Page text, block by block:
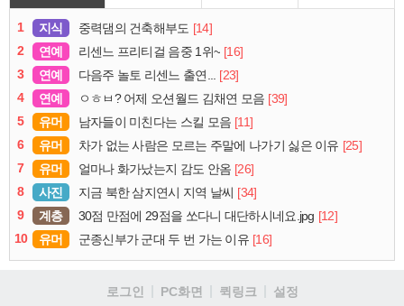
1 지식 중력댐의 건축해부도 [14]
2
연예 리센느 프리티걸 음중 1위~ [16]
3
연예 다음주 놀토 리센느 출연... [23]
4
연예 ㅇㅎㅂ? 어제 오션월드 김채연 모음 [39]
5
유머 남자들이 미친다는 스킬 모음 [11]
6
유머 차가 없는 사람은 모르는 주말에 나가기 싫은 이유 [25]
7
유머 얼마나 화가났는지 감도 안옴 [26]
8
사진 지금 북한 삼지연시 지역 날씨 [34]
9
계층 30점 만점에 29점을 쏘다니 대단하시네요.jpg [12]
10
유머 군종신부가 군대 두 번 가는 이유 [16]
로그인 PC화면 퀵링크
설정